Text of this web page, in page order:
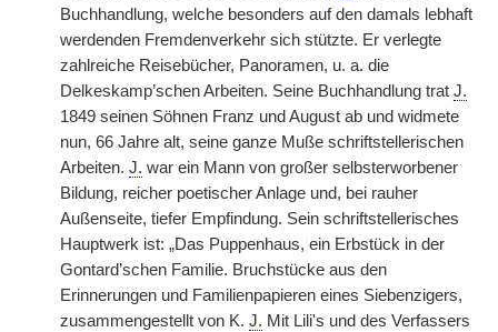
Buchhandlung, welche besonders auf den damals lebhaft
werdenden Fremdenverkehr sich stützte. Er verlegte
zahlreiche Reisebücher, Panoramen, u. a. die
Delkeskamp’schen Arbeiten. Seine Buchhandlung trat J.
1849 seinen Söhnen Franz und August ab und widmete
nun, 66 Jahre alt, seine ganze Muße schriftstellerischen
Arbeiten. J. war ein Mann von großer selbsterworbener
Bildung, reicher poetischer Anlage und, bei rauher
Außenseite, tiefer Empfindung. Sein schriftstellerisches
Hauptwerk ist: „Das Puppenhaus, ein Erbstück in der
Gontard’schen Familie. Bruchstücke aus den
Erinnerungen und Familienpapieren eines Siebenzigers,
zusammengestellt von K. J. Mit Lili's und des Verfassers